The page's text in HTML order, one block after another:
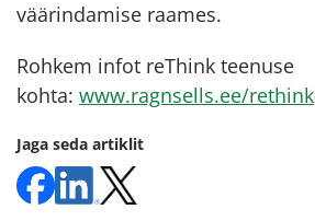
väärindamise raames.
Rohkem infot reThink teenuse
kohta: www.ragnsells.ee/rethink
Jaga seda artiklit